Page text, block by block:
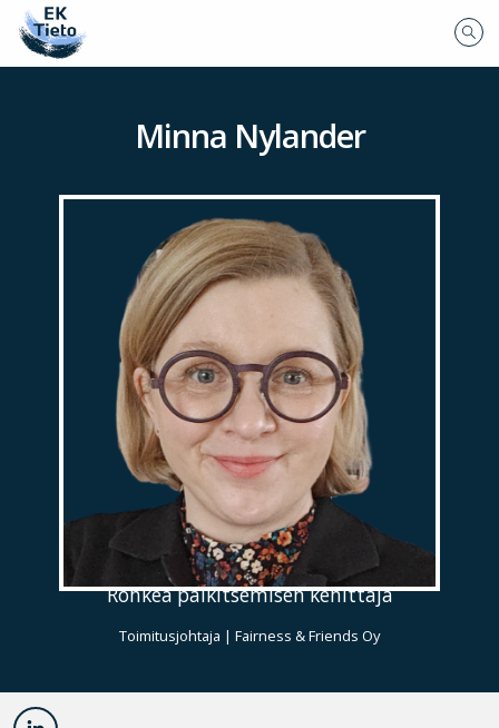
Minna Nylander
Rohkea palkitsemisen kehittäjä
Toimitusjohtaja | Fairness & Friends Oy